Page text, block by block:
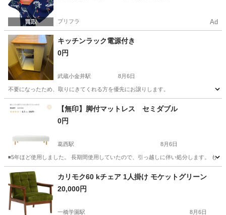
プリフラ Ad
キッチンラック電源付き
0円
武蔵小金井駅 8月6日
不要になったため、取りにきてくれる方を優先にお譲りします。
東京 小金井市 武蔵小金井駅 収納家具 ラック
【無印】脚付マットレス セミダブル
0円
葛西駅 8月6日
◾️5年ほど使用しました。 長期間使用していたので、引っ越しに伴い処分します。 も
東京 江戸川区 葛西駅 ベッド
カリモク60 kチェア 1人掛け モケットグリーン
20,000円
一橋学園駅 8月6日